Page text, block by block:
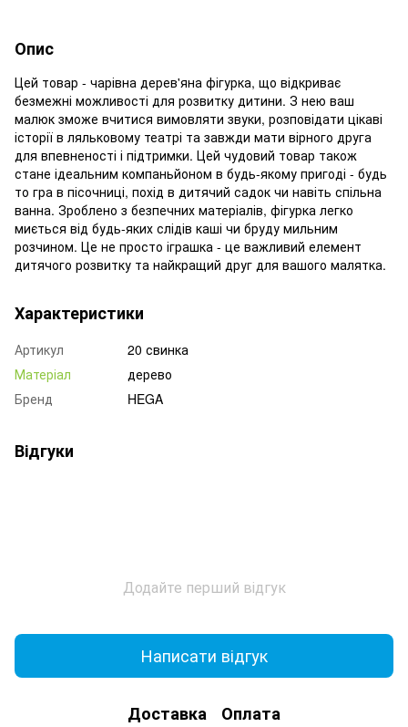
Опис
Цей товар - чарівна дерев'яна фігурка, що відкриває
безмежні можливості для розвитку дитини. З нею ваш
малюк зможе вчитися вимовляти звуки, розповідати цікаві
історії в ляльковому театрі та завжди мати вірного друга
для впевненості і підтримки. Цей чудовий товар також
стане ідеальним компаньйоном в будь-якому пригоді - будь
то гра в пісочниці, похід в дитячий садок чи навіть спільна
ванна. Зроблено з безпечних матеріалів, фігурка легко
миється від будь-яких слідів каші чи бруду мильним
розчином. Це не просто іграшка - це важливий елемент
дитячого розвитку та найкращий друг для вашого малятка.
Характеристики
Артикул
20 свинка
Матеріал
дерево
Бренд
HEGA
Відгуки
Додайте перший відгук
Написати відгук
Доставка Оплата